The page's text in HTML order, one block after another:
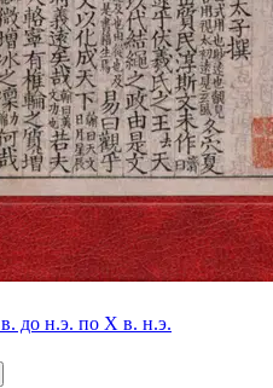
до н.э. по X в. н.э.